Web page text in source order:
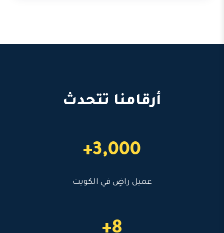
أرقامنا تتحدث
3,000+
عميل راضٍ في الكويت